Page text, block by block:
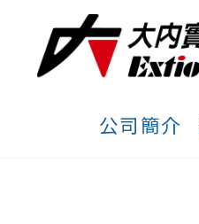
公司簡介